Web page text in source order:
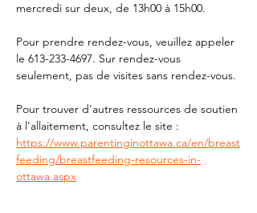
mercredi sur deux, de 13h00 à 15h00.
Pour prendre rendez-vous, veuillez appeler
le 613-233-4697. Sur rendez-vous
seulement, pas de visites sans rendez-vous.
Pour trouver d'autres ressources de soutien
à l'allaitement, consultez le site :
https://www.parentinginottawa.ca/en/breast
feeding/breastfeeding-resources-in-
ottawa.aspx